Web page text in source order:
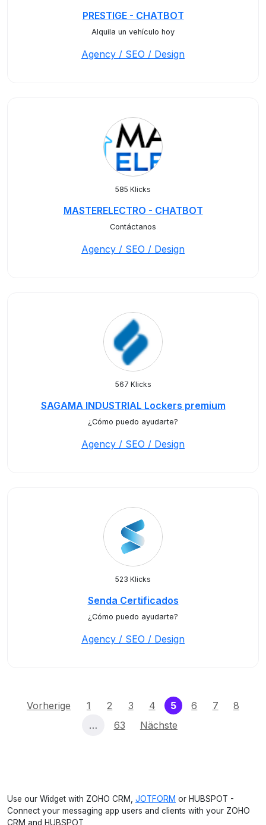
PRESTIGE - CHATBOT
Alquila un vehículo hoy
Agency / SEO / Design
585 Klicks
MASTERELECTRO - CHATBOT
Contáctanos
Agency / SEO / Design
567 Klicks
SAGAMA INDUSTRIAL Lockers premium
¿Cómo puedo ayudarte?
Agency / SEO / Design
523 Klicks
Senda Certificados
¿Cómo puedo ayudarte?
Agency / SEO / Design
Vorherige 1 2 3 4 5(current)
6 7
8
…
63 Nächste
Use our Widget with ZOHO CRM, JOTFORM or HUBSPOT -
Connect your messaging app users and clients with your ZOHO
CRM and HUBSPOT